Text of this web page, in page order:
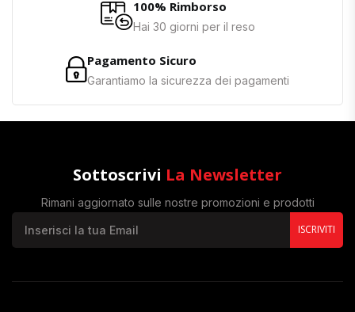
100% Rimborso
Hai 30 giorni per il reso
Pagamento Sicuro
Garantiamo la sicurezza dei pagamenti
Sottoscrivi La Newsletter
Rimani aggiornato sulle nostre promozioni e prodotti
ISCRIVITI